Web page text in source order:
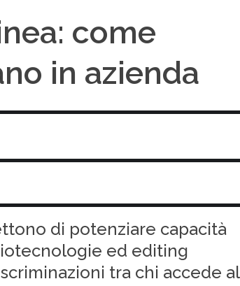
come
in azienda
di potenziare capacità
ed editing
tra chi accede al